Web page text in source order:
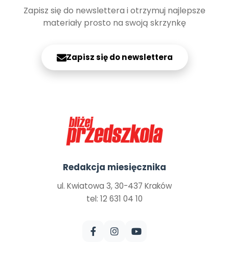
Zapisz się do newslettera i otrzymuj najlepsze
materiały prosto na swoją skrzynkę
Zapisz się do newslettera
Redakcja miesięcznika
ul. Kwiatowa 3, 30-437 Kraków
tel: 12 631 04 10